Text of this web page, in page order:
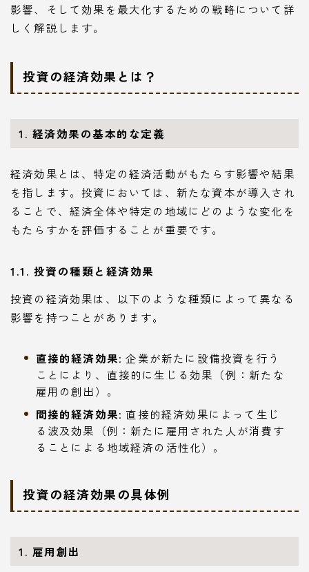
影響、そして効果を最大化するための戦略について詳
しく解説します。
投資の経済効果とは？
1. 経済効果の基本的な定義
経済効果とは、特定の経済活動がもたらす影響や結果
を指します。投資においては、新たな資本が導入され
ることで、経済全体や特定の地域にどのような変化を
もたらすかを評価することが重要です。
1.1. 投資の種類と経済効果
投資の経済効果は、以下のような種類によって異なる
影響を持つことがあります。
直接的経済効果: 企業が新たに設備投資を行う
ことにより、直接的に生じる効果（例：新たな
雇用の創出）。
間接的経済効果: 直接的経済効果によって生じ
る波及効果（例：新たに雇用された人が消費す
ることによる地域経済の活性化）。
投資の経済効果の具体例
1. 雇用創出